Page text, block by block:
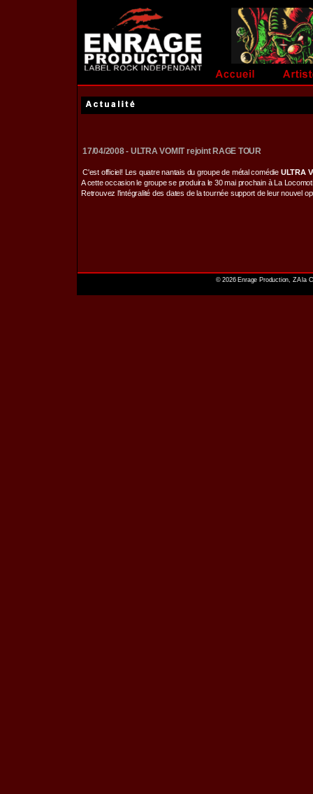
17/04/2008 - ULTRA VOMIT rejoint RAGE TOUR
C'est officiel! Les quatre nantais du groupe de métal comédie ULTRA
A cette occasion le groupe se produira le 30 mai prochain à La
Retrouvez l'intégralité des dates de la tournée support de leur nouvel
© 2026 Enrage Production, ZA la